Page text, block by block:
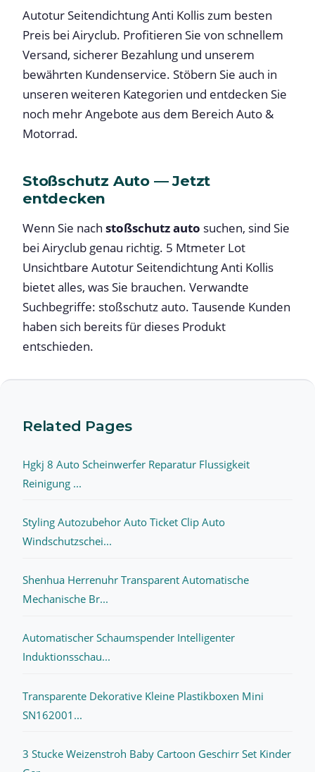
Autotur Seitendichtung Anti Kollis zum besten
Preis bei Airyclub. Profitieren Sie von schnellem
Versand, sicherer Bezahlung und unserem
bewährten Kundenservice. Stöbern Sie auch in
unseren weiteren Kategorien und entdecken Sie
noch mehr Angebote aus dem Bereich Auto &
Motorrad.
Stoßschutz Auto — Jetzt
entdecken
Wenn Sie nach stoßschutz auto suchen, sind Sie
bei Airyclub genau richtig. 5 Mtmeter Lot
Unsichtbare Autotur Seitendichtung Anti Kollis
bietet alles, was Sie brauchen. Verwandte
Suchbegriffe: stoßschutz auto. Tausende Kunden
haben sich bereits für dieses Produkt
entschieden.
Related Pages
Hgkj 8 Auto Scheinwerfer Reparatur Flussigkeit
Reinigung ...
Styling Autozubehor Auto Ticket Clip Auto
Windschutzschei...
Shenhua Herrenuhr Transparent Automatische
Mechanische Br...
Automatischer Schaumspender Intelligenter
Induktionsschau...
Transparente Dekorative Kleine Plastikboxen Mini
SN162001...
3 Stucke Weizenstroh Baby Cartoon Geschirr Set Kinder